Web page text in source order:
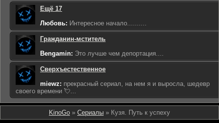
Ещё 17
Любовь: Интересное начало..........
Гражданин-мститель
Bengamin: Это лучше чем депортация....
Сверхъестественное
miewz: прекрасный сериал, на нем я и выросла, шедевр
своего времени 💘...
KinoGo » Сериалы » Кузя. Путь к успеху